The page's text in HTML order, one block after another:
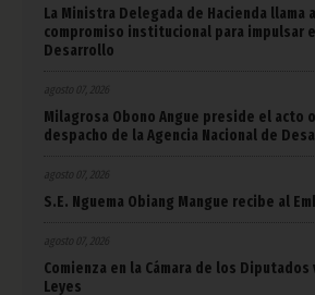
La Ministra Delegada de Hacienda llama
compromiso institucional para impulsar
Desarrollo
agosto 07, 2026
Milagrosa Obono Angue preside el acto
despacho de la Agencia Nacional de
agosto 07, 2026
S.E. Nguema Obiang Mangue recibe al
agosto 07, 2026
Comienza en la Cámara de los
Leyes